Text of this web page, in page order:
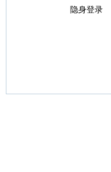
隐身登录